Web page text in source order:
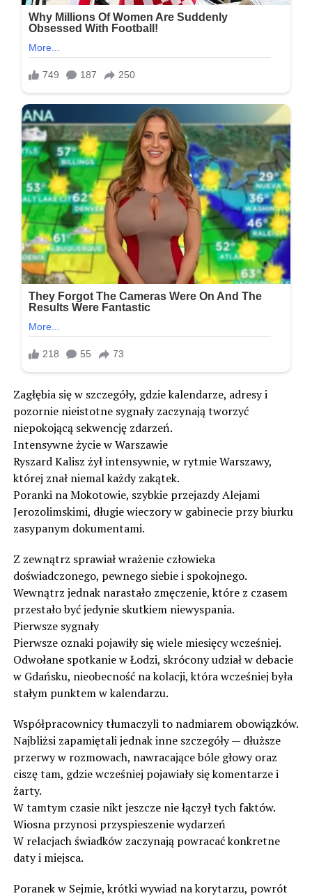
Zagłębia się w szczegóły, gdzie kalendarze, adresy i
pozornie nieistotne sygnały zaczynają tworzyć
niepokojącą sekwencję zdarzeń.
Intensywne życie w Warszawie
Ryszard Kalisz żył intensywnie, w rytmie Warszawy,
której znał niemal każdy zakątek.
Poranki na Mokotowie, szybkie przejazdy Alejami
Jerozolimskimi, długie wieczory w gabinecie przy biurku
zasypanym dokumentami.
Z zewnątrz sprawiał wrażenie człowieka
doświadczonego, pewnego siebie i spokojnego.
Wewnątrz jednak narastało zmęczenie, które z czasem
przestało być jedynie skutkiem niewyspania.
Pierwsze sygnały
Pierwsze oznaki pojawiły się wiele miesięcy wcześniej.
Odwołane spotkanie w Łodzi, skrócony udział w debacie
w Gdańsku, nieobecność na kolacji, która wcześniej była
stałym punktem w kalendarzu.
Współpracownicy tłumaczyli to nadmiarem obowiązków.
Najbliżsi zapamiętali jednak inne szczegóły — dłuższe
przerwy w rozmowach, nawracające bóle głowy oraz
ciszę tam, gdzie wcześniej pojawiały się komentarze i
żarty.
W tamtym czasie nikt jeszcze nie łączył tych faktów.
Wiosna przynosi przyspieszenie wydarzeń
W relacjach świadków zaczynają powracać konkretne
daty i miejsca.
Poranek w Sejmie, krótki wywiad na korytarzu, powrót